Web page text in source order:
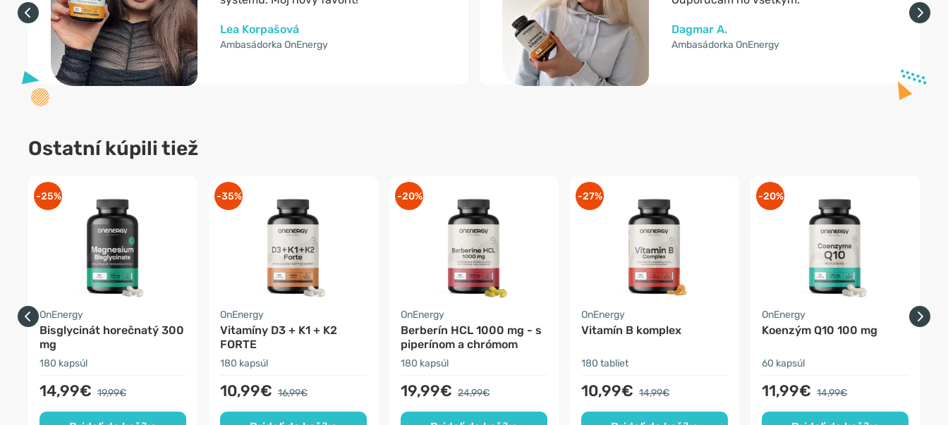
Lea Korpašová
Ambasádorka OnEnergy
Dagmar A.
Ambasádorka OnEnergy
Ostatní kúpili tiež
-25%
OnEnergy
Bisglycinát horečnatý 300
mg
180 kapsúl
14,99€ 19,99€
-35%
OnEnergy
Vitamíny D3 + K1 + K2
FORTE
180 kapsúl
10,99€ 16,99€
-20%
OnEnergy
Berberín HCL 1000 mg - s
piperínom a chrómom
180 kapsúl
19,99€ 24,99€
-27%
OnEnergy
Vitamín B komplex
180 tabliet
10,99€ 14,99€
-20%
OnEnergy
Koenzým Q10 100 mg
60 kapsúl
11,99€ 14,99€